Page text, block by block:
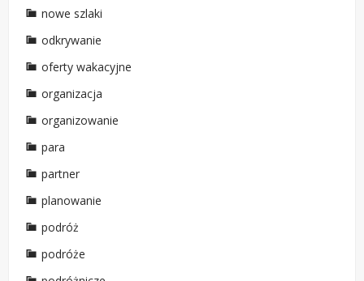
nowe szlaki
odkrywanie
oferty wakacyjne
organizacja
organizowanie
para
partner
planowanie
podróż
podróże